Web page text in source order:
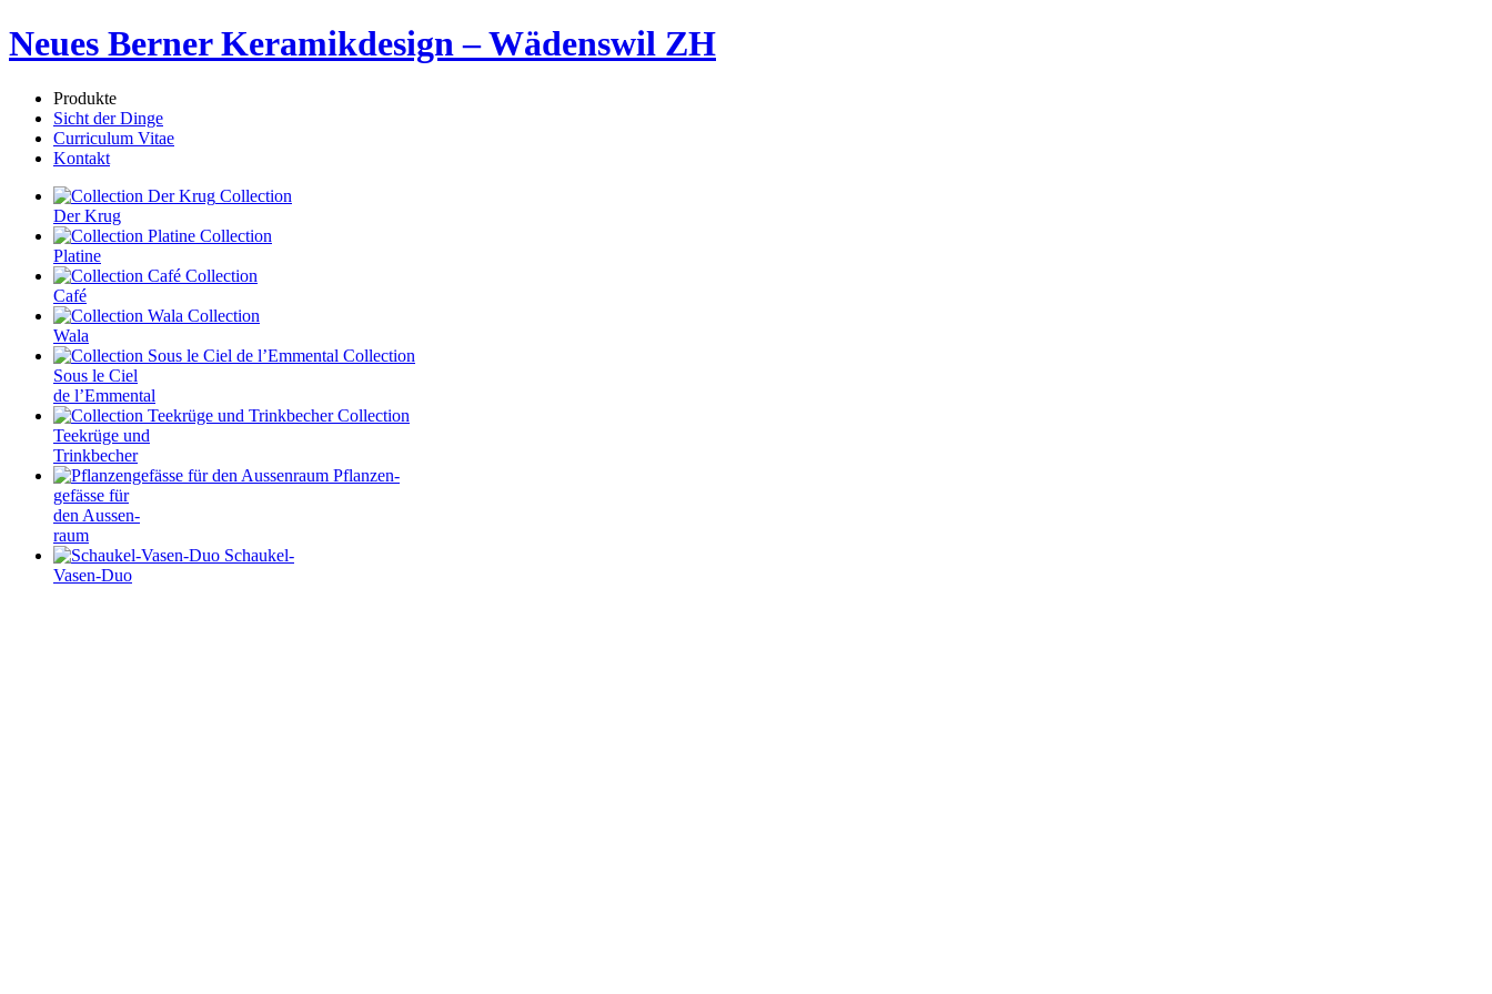
Neues Berner Keramikdesign – Wädenswil ZH
Produkte
Sicht der Dinge
Curriculum Vitae
Kontakt
Collection
Der Krug
Collection
Platine
Collection
Café
Collection
Wala
Collection
Sous le Ciel
de l’Emmental
Collection
Teekrüge und
Trinkbecher
Pflanzen-
gefässe für
den Aussen-
raum
Schaukel-
Vasen-Duo